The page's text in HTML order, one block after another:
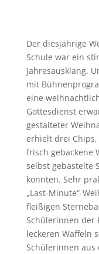
Der diesjährige
Schule war ein
Jahresausklang.
mit
eine
Gottesdienst
gestalteter
erhielt drei Chips,
frisch gebackene
selbst gebastelte
konnten. Sehr
„Last-Minute“-
fleißigen
Schülerinnen der
leckeren Waffeln
Schülerinnen aus